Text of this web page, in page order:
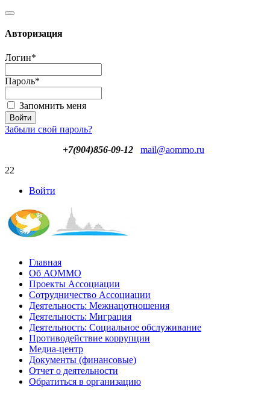
Авторизация
Логин*
Пароль*
Запомнить меня
Забыли свой пароль?
+7(904)856-09-12
mail@aommo.ru
22
Войти
Главная
Об АОММО
Проекты Ассоциации
Сотрудничество Ассоциации
Деятельность: Межнацотношения
Деятельность: Миграция
Деятельность: Социальное обслуживание
Противодействие коррупции
Медиа-центр
Документы (финансовые)
Отчет о деятельности
Обратиться в организацию